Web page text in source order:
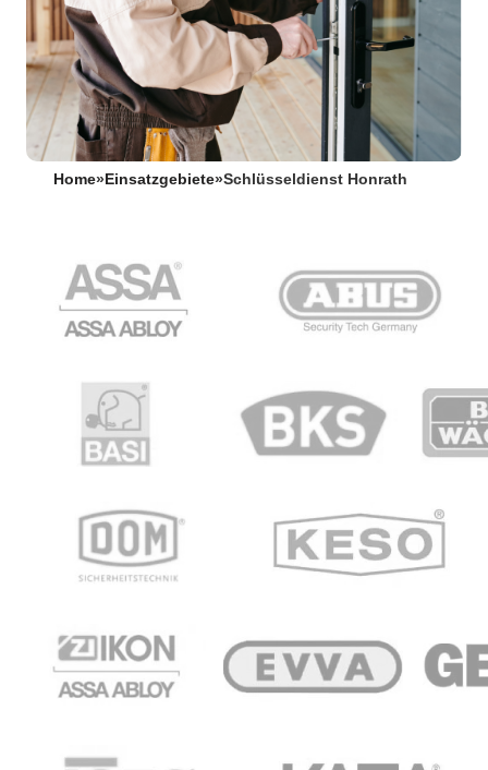
Home» Einsatzgebiete»Schlüsseldienst Honrath